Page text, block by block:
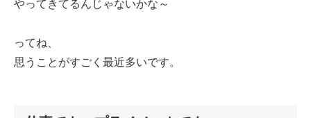
やってきてるんじゃないかな～
ってね、
思うことがすごく最近多いです。